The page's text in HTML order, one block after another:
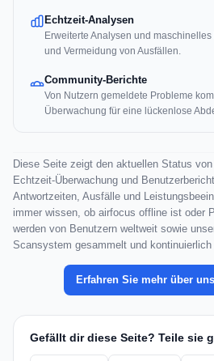
Echtzeit-Analysen
Erweiterte Analysen und
und Vermeidung von Ausfällen.
Community-Berichte
Von Nutzern gemeldete Probleme
Überwachung für eine lückenlose
Diese Seite zeigt den aktuellen Status
Echtzeit-Überwachung und
Antwortzeiten, Ausfälle und
immer wissen, ob airfocus offline ist oder
werden von Benutzern weltweit sowie
Scansystem gesammelt und
Erfahren Sie mehr über
Gefällt dir diese Seite? Teile sie